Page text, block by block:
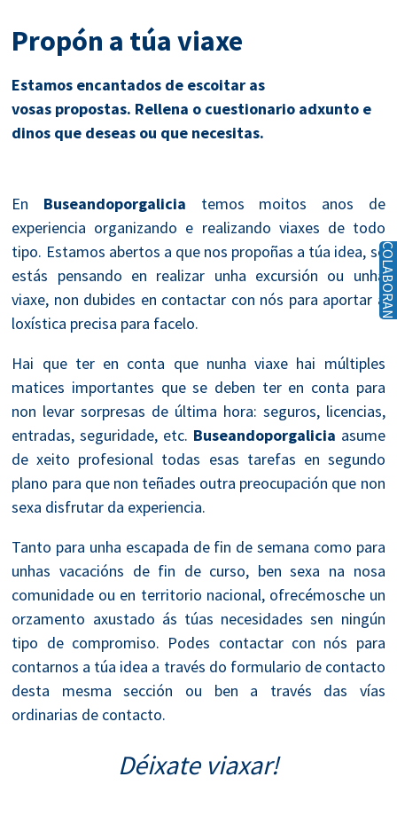
COLABORAN
Propón a túa viaxe
Estamos encantados de escoitar as
vosas propostas. Rellena o cuestionario adxunto e
dinos que deseas ou que necesitas.
En Buseandoporgalicia temos moitos anos de
experiencia organizando e realizando viaxes de todo
tipo. Estamos abertos a que nos propoñas a túa idea, se
estás pensando en realizar unha excursión ou unha
viaxe, non dubides en contactar con nós para aportar a
loxística precisa para facelo.
Hai que ter en conta que nunha viaxe hai múltiples
matices importantes que se deben ter en conta para
non levar sorpresas de última hora: seguros, licencias,
entradas, seguridade, etc. Buseandoporgalicia asume
de xeito profesional todas esas tarefas en segundo
plano para que non teñades outra preocupación que non
sexa disfrutar da experiencia.
Tanto para unha escapada de fin de semana como para
unhas vacacións de fin de curso, ben sexa na nosa
comunidade ou en territorio nacional, ofrecémosche un
orzamento axustado ás túas necesidades sen ningún
tipo de compromiso. Podes contactar con nós para
contarnos a túa idea a través do formulario de contacto
desta mesma sección ou ben a través das vías
ordinarias de contacto.
Déixate viaxar!